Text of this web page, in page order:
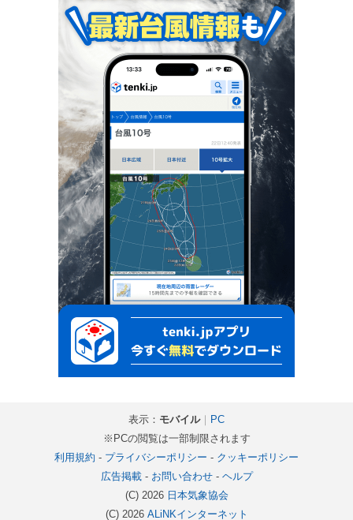
表示： モバイル｜
PC
※PCの閲覧は一部制限されます
利用規約 - プライバシーポリシー - クッキーポリシー
広告掲載- お問い合わせ- ヘルプ
(C) 2026 日本気象協会
(C) 2026 ALiNKインターネット